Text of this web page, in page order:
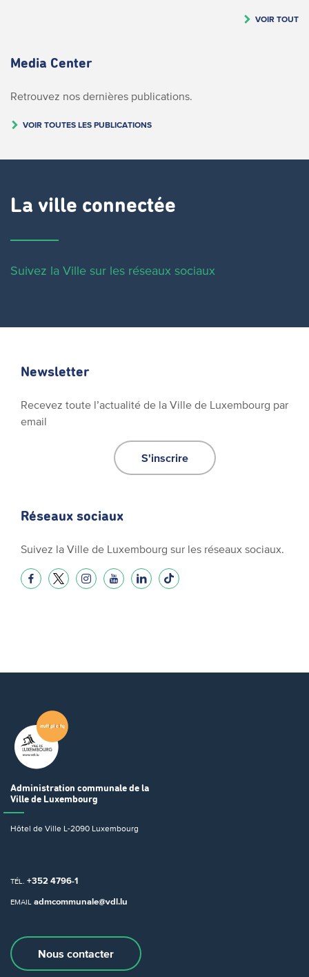
VOIR TOUT
Media Center
Retrouvez nos dernières publications.
VOIR TOUTES LES PUBLICATIONS
La ville connectée
Suivez la Ville sur les réseaux sociaux
Newsletter
Recevez toute l’actualité de la Ville de Luxembourg par
email
S'inscrire
Réseaux sociaux
Suivez la Ville de Luxembourg sur les réseaux sociaux.
Administration communale de la
Ville de Luxembourg
Hôtel de Ville L-2090 Luxembourg
TÉL. +352 4796-1
EMAIL admcommunale@vdl.lu
Nous contacter